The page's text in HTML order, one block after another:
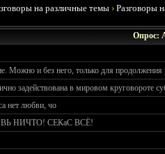
на различные темы ›Разговоры
Опрос:
Можно и без него, только для продолжения
задействована в мировом круговороте
нет любви, чо
НИЧТО! СЕКаС ВСЁ!